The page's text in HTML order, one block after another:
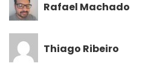
Rafael Machado
Thiago Ribeiro